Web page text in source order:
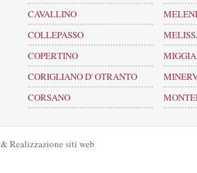
CAVALLINO
COLLEPASSO
COPERTINO
CORIGLIANO D' OTRANTO
CORSANO
& Realizzazione siti web